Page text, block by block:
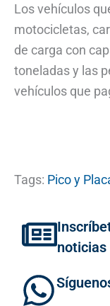
Los vehículos
motocicletas,
de carga con
toneladas y las
vehículos que
Tags: Pico y
noticias